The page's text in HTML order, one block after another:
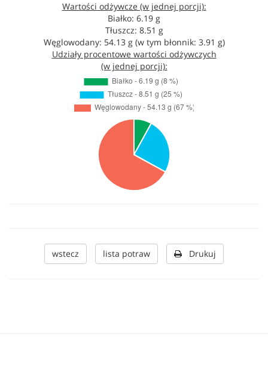
Wartości odżywcze (w jednej porcji):
Białko: 6.19 g
Tłuszcz: 8.51 g
Węglowodany: 54.13 g (w tym błonnik: 3.91 g)
Udziały procentowe wartości odżywczych
(w jednej porcji):
wstecz lista potraw Drukuj